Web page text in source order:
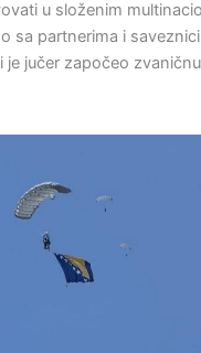
u složenim
sa partnerima i
je jučer započeo